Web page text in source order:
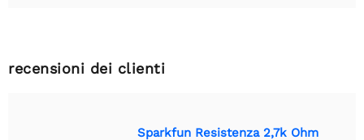
recensioni dei clienti
Sparkfun Resistenza 2,7k Ohm